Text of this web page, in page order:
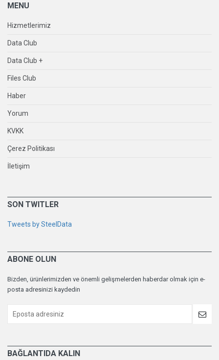
MENU
Hizmetlerimiz
Data Club
Data Club +
Files Club
Haber
Yorum
KVKK
Çerez Politikası
İletişim
SON TWITLER
Tweets by SteelData
ABONE OLUN
Bizden, ürünlerimizden ve önemli gelişmelerden haberdar olmak için e-
posta adresinizi kaydedin
BAĞLANTIDA KALIN